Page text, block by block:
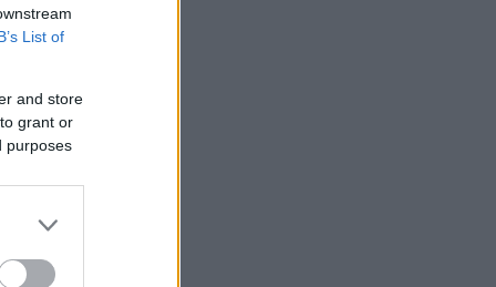
List of
and store
grant or
purposes